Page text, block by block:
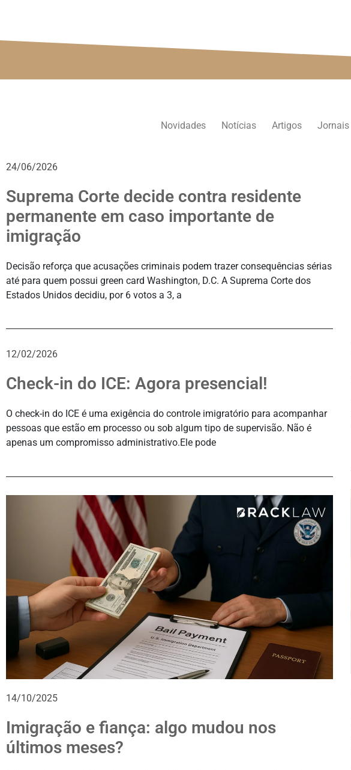
Novidades Notícias Artigos Jornais
24/06/2026
Suprema Corte decide contra residente
permanente em caso importante de
imigração
Decisão reforça que acusações criminais podem trazer consequências sérias
até para quem possui green card Washington, D.C. A Suprema Corte dos
Estados Unidos decidiu, por 6 votos a 3, a
12/02/2026
Check-in do ICE: Agora presencial!
O check-in do ICE é uma exigência do controle imigratório para acompanhar
pessoas que estão em processo ou sob algum tipo de supervisão. Não é
apenas um compromisso administrativo.Ele pode
14/10/2025
Imigração e fiança: algo mudou nos
últimos meses?